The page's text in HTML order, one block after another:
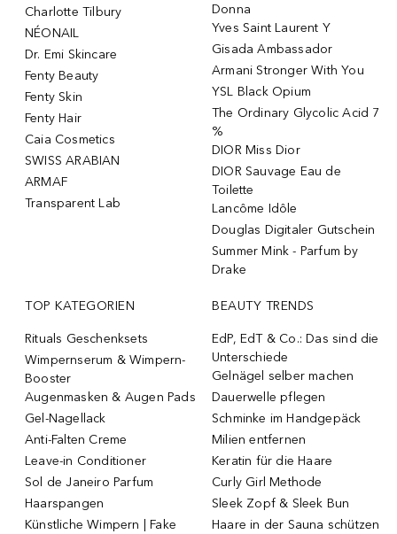
Charlotte Tilbury
NÉONAIL
Dr. Emi Skincare
Fenty Beauty
Fenty Skin
Fenty Hair
Caia Cosmetics
SWISS ARABIAN
ARMAF
Transparent Lab
Donna
Yves Saint Laurent Y
Gisada Ambassador
Armani Stronger With You
YSL Black Opium
The Ordinary Glycolic Acid 7
%
DIOR Miss Dior
DIOR Sauvage Eau de
Toilette
Lancôme Idôle
Douglas Digitaler Gutschein
Summer Mink - Parfum by
Drake
TOP KATEGORIEN
Rituals Geschenksets
Wimpernserum & Wimpern-
Booster
Augenmasken & Augen Pads
Gel-Nagellack
Anti-Falten Creme
Leave-in Conditioner
Sol de Janeiro Parfum
Haarspangen
Künstliche Wimpern | Fake
BEAUTY TRENDS
EdP, EdT & Co.: Das sind die
Unterschiede
Gelnägel selber machen
Dauerwelle pflegen
Schminke im Handgepäck
Milien entfernen
Keratin für die Haare
Curly Girl Methode
Sleek Zopf & Sleek Bun
Haare in der Sauna schützen